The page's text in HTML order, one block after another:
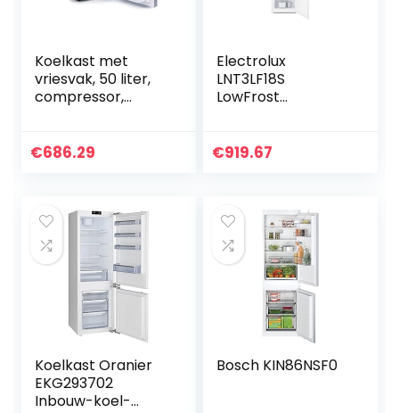
Koelkast met
vriesvak, 50 liter,
compressor,
klein 12/24 V
€686.29
Electrolux
LNT3LF18S
LowFrost
breedte 548 cm,
€919.67
Koelkast Oranier
EKG293702
Inbouw-koel-
Bosch KIN86NSF0